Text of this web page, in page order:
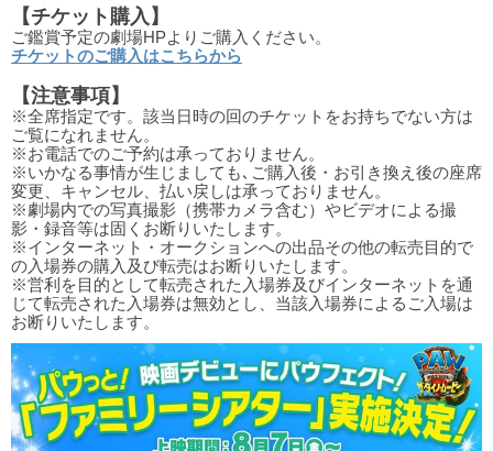
【チケット購入】
ご鑑賞予定の劇場HPよりご購入ください。
チケットのご購入はこちらから
【注意事項】
※全席指定です。該当日時の回のチケットをお持ちでない方は
ご覧になれません。
※お電話でのご予約は承っておりません。
※いかなる事情が生じましても､ご購入後・お引き換え後の座席
変更、キャンセル、払い戻しは承っておりません。
※劇場内での写真撮影（携帯カメラ含む）やビデオによる撮
影・録音等は固くお断りいたします。
※インターネット・オークションへの出品その他の転売目的で
の入場券の購入及び転売はお断りいたします。
※営利を目的として転売された入場券及びインターネットを通
じて転売された入場券は無効とし、当該入場券によるご入場は
お断りいたします。